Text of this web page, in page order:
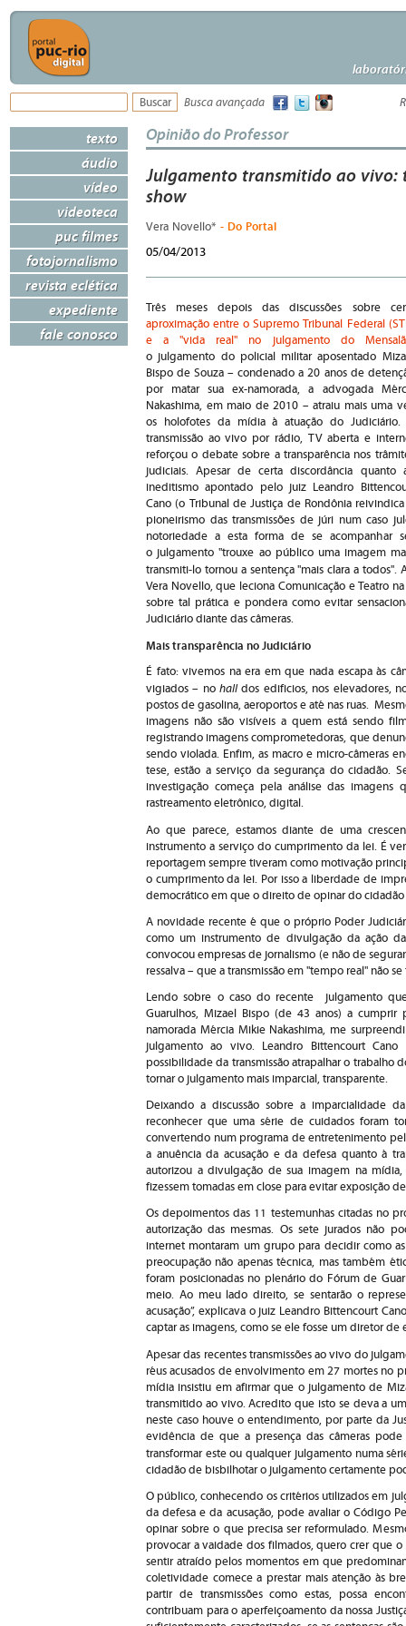
Busca avançada
texto
áudio
vídeo
videoteca
puc filmes
fotojornalismo
revista eclética
expediente
fale conosco
Opinião do Professor
Julgamento transmitido ao vivo:
show
Vera Novello* - Do Portal
05/04/2013
Três meses depois das discussões sobre
aproximação entre o Supremo Tribunal Federal
e a "vida real" no julgamento do
o julgamento do policial militar aposentado
Bispo de Souza – condenado a 20 anos de
por matar sua ex-namorada, a advogada
Nakashima, em maio de 2010 – atraiu mais uma
os holofotes da mídia à atuação do Judiciário.
transmissão ao vivo por rádio, TV aberta e
reforçou o debate sobre a transparência nos
judiciais. Apesar de certa discordância quanto
ineditismo apontado pelo juiz Leandro
Cano (o Tribunal de Justiça de Rondônia
pioneirismo das transmissões de júri num caso
notoriedade a esta forma de se acompanhar
o julgamento "trouxe ao público uma imagem
transmiti-lo tornou a sentença "mais clara a
Vera Novello, que leciona Comunicação e Teatro
sobre tal prática e pondera como evitar
Judiciário diante das câmeras.
Mais transparência no Judiciário
É fato: vivemos na era em que nada escapa às
vigiados – nohalldos edificios, nos elevadores,
postos de gasolina, aeroportos e até nas ruas.
imagens não são visíveis a quem está sendo
registrando imagens comprometedoras, que
sendo violada. Enfim, as macro e micro-câmeras
tese, estão a serviço da segurança do cidadão.
investigação começa pela análise das
rastreamento eletrônico, digital.
Ao que parece, estamos diante de uma
instrumento a serviço do cumprimento da lei. É
reportagem sempre tiveram como motivação
o cumprimento da lei. Por isso a liberdade de
democrático em que o direito de opinar do cidadão
A novidade recente é que o próprio Poder
como um instrumento de divulgação da ação
convocou empresas de jornalismo (e não de
ressalva – que a transmissão em "tempo real" não
Lendo sobre o caso do recente julgamento
Guarulhos, Mizael Bispo (de 43 anos) a
namorada Mércia Mikie Nakashima, me
julgamento ao vivo. Leandro Bittencourt
possibilidade da transmissão atrapalhar o
tornar o julgamento mais imparcial, transparente.
Deixando a discussão sobre a imparcialidade
reconhecer que uma série de cuidados foram
convertendo num programa de entretenimento
a anuência da acusação e da defesa quanto à
autorizou a divulgação de sua imagem na
fizessem tomadas em close para evitar exposição
Os depoimentos das 11 testemunhas citadas no
autorização das mesmas. Os sete jurados não
internet montaram um grupo para decidir como
preocupação não apenas técnica, mas também
foram posicionadas no plenário do Fórum de
meio. Ao meu lado direito, se sentarão o
acusação”, explicava o juiz Leandro Bittencourt
captar as imagens, como se ele fosse um diretor de
Apesar das recentes transmissões ao vivo do
réus acusados de envolvimento em 27 mortes no
mídia insistiu em afirmar que o julgamento de
transmitido ao vivo. Acredito que isto se deva a
neste caso houve o entendimento, por parte da
evidência de que a presença das câmeras
transformar este ou qualquer julgamento numa
cidadão de bisbilhotar o julgamento certamente
O público, conhecendo os critérios utilizados em
da defesa e da acusação, pode avaliar o Código
opinar sobre o que precisa ser reformulado.
provocar a vaidade dos filmados, quero crer que
sentir atraído pelos momentos em que
coletividade comece a prestar mais atenção às
partir de transmissões como estas, possa
contribuam para o aperfeiçoamento da nossa